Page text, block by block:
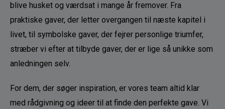
blive husket og værdsat i mange år fremover. Fra
praktiske gaver, der letter overgangen til næste kapitel i
livet, til symbolske gaver, der fejrer personlige triumfer,
stræber vi efter at tilbyde gaver, der er lige så unikke som
anledningen selv.
For dem, der søger inspiration, er vores team altid klar
med rådgivning og ideer til at finde den perfekte gave. Vi